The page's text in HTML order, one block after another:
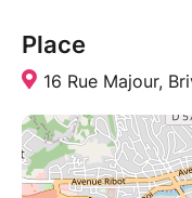
Place
16 Rue Majour,